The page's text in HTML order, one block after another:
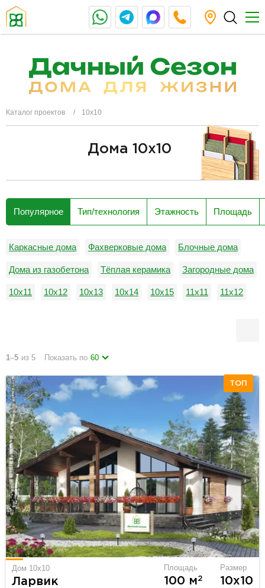
Каталог проектов 10х10
Дома 10х10
Популярное Тип/технология Этажность Площадь
Каркасные дома Фахверковые дома Блочные дома
Дома из газобетона Тёплая керамика Загородные дома
10х11 10х12 10х13 10х14 10х15 11х11 11х12
1–5 из 5 Показать по 60
ТОП
Дом 10x10
Ларвик
Площадь
100 м2
Размер
10х10